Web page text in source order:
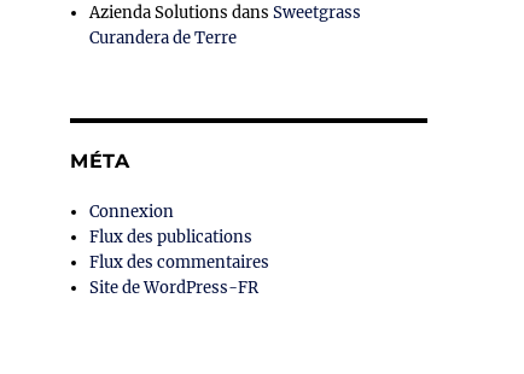
Azienda Solutions dansSweetgrass
Curandera de Terre
MÉTA
Connexion
Flux des publications
Flux des commentaires
Site de WordPress-FR